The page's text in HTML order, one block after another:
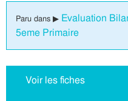
Paru dans ▶ Evaluation
5eme Primaire
Voir les fiches